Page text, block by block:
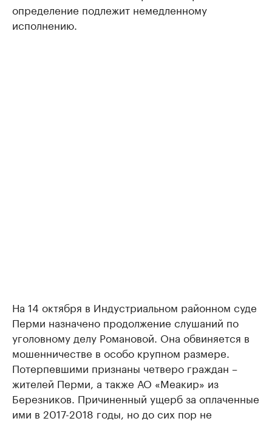
определение подлежит немедленному
исполнению.
На 14 октября в Индустриальном районном суде
Перми назначено продолжение слушаний по
уголовному делу Романовой. Она обвиняется в
мошенничестве в особо крупном размере.
Потерпевшими признаны четверо граждан –
жителей Перми, а также АО «Меакир» из
Березников. Причиненный ущерб за оплаченные
ими в 2017-2018 годы, но до сих пор не